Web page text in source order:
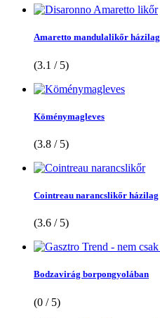
Amaretto mandulalikőr házilag
(3.1 / 5)
Köménymagleves
(3.8 / 5)
Cointreau narancslikőr házilag
(3.6 / 5)
Bodzavirág borpongyolában
(0 / 5)